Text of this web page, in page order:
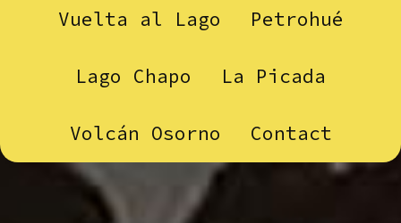
Vuelta al Lago Petrohué
Lago Chapo La Picada
Volcán Osorno Contact